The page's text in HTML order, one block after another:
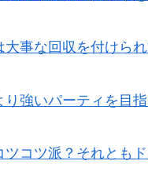
事な回収を付けら
強いパーティを目
コツ派？それともド